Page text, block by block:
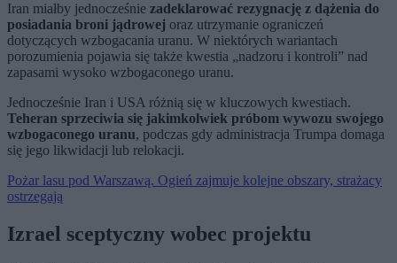
Iran miałby jednocześnie zadeklarować rezygnację z dążenia do
posiadania broni jądrowej oraz utrzymanie ograniczeń
dotyczących wzbogacania uranu. W niektórych wariantach
porozumienia pojawia się także kwestia „nadzoru i kontroli” nad
zapasami wysoko wzbogaconego uranu.
Jednocześnie Iran i USA różnią się w kluczowych kwestiach.
Teheran sprzeciwia się jakimkolwiek próbom wywozu swojego
wzbogaconego uranu, podczas gdy administracja Trumpa domaga
się jego likwidacji lub relokacji.
Pożar lasu pod Warszawą. Ogień zajmuje kolejne obszary, strażacy
ostrzegają
Izrael sceptyczny wobec projektu